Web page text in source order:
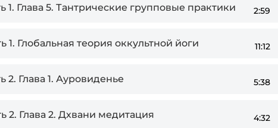
1. Глава 5. Тантрические групповые практики 2:59
1. Глобальная теория оккультной йоги 11:12
2. Глава 1. Ауровиденье 5:38
2. Глава 2. Дхвани медитация 4:32